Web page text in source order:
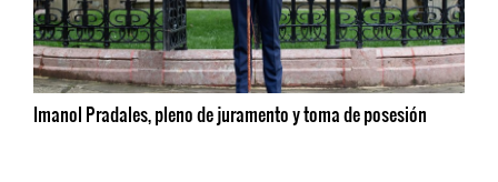
Imanol Pradales, pleno de juramento y toma de posesión